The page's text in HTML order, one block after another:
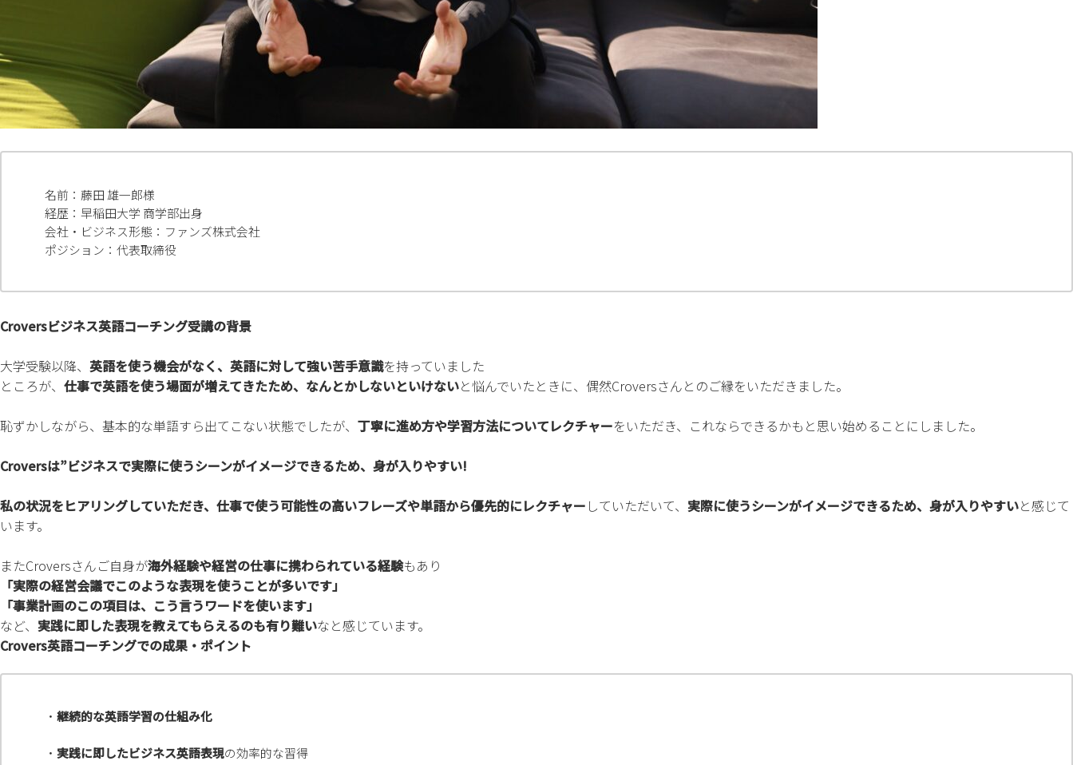
名前：藤田 雄一郎様
経歴：早稲田大学 商学部出身
会社・ビジネス形態： ファンズ株式会社
ポジション：代表取締役
Croversビジネス英語コーチング受講の背景
大学受験以降、 英語を使う機会がなく、英語に対して強い苦手意識を持っていました
ところが、 仕事で英語を使う場面が増えてきたため、なんとかしないといけないと悩んでいたときに、偶然Croversさんとのご縁をいただきました。
恥ずかしながら、基本的な単語すら出てこない状態でしたが、 丁寧に進め方や学習方法についてレクチャーをいただき、これならできるかもと思い始めることにしました。
Croversは”ビジネスで実際に使うシーンがイメージできるため、身が入りやすい!
私の状況をヒアリングしていただき、仕事で使う可能性の高いフレーズや単語から優先的にレクチャー していただいて、 実際に使うシーンがイメージできるため、身が入りやすいと感じて
います。
またCroversさんご自身が海外経験や経営の仕事に携わられている経験もあり
「実際の経営会議でこのような表現を使うことが多いです」
「事業計画のこの項目は、こう言うワードを使います」
など、 実践に即した表現を教えてもらえるのも有り難いなと感じています。
Crovers英語コーチングでの成果・ポイント
・ 継続的な英語学習の仕組み化
・ 実践に即したビジネス英語表現の効率的な習得